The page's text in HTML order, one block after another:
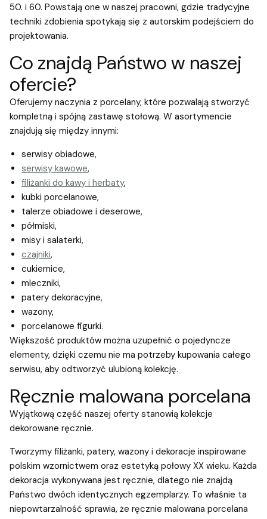
50. i 60. Powstają one w naszej pracowni, gdzie tradycyjne
techniki zdobienia spotykają się z autorskim podejściem do
projektowania.
Co znajdą Państwo w naszej
ofercie?
Oferujemy naczynia z porcelany, które pozwalają stworzyć
kompletną i spójną zastawę stołową. W asortymencie
znajdują się między innymi:
serwisy obiadowe,
serwisy kawowe,
filiżanki do kawy i herbaty,
kubki porcelanowe,
talerze obiadowe i deserowe,
półmiski,
misy i salaterki,
czajniki,
cukiernice,
mleczniki,
patery dekoracyjne,
wazony,
porcelanowe figurki.
Większość produktów można uzupełnić o pojedyncze
elementy, dzięki czemu nie ma potrzeby kupowania całego
serwisu, aby odtworzyć ulubioną kolekcję.
Ręcznie malowana porcelana
Wyjątkową część naszej oferty stanowią kolekcje
dekorowane ręcznie.
Tworzymy filiżanki, patery, wazony i dekoracje inspirowane
polskim wzornictwem oraz estetyką połowy XX wieku. Każda
dekoracja wykonywana jest ręcznie, dlatego nie znajdą
Państwo dwóch identycznych egzemplarzy. To właśnie ta
niepowtarzalność sprawia, że ręcznie malowana porcelana